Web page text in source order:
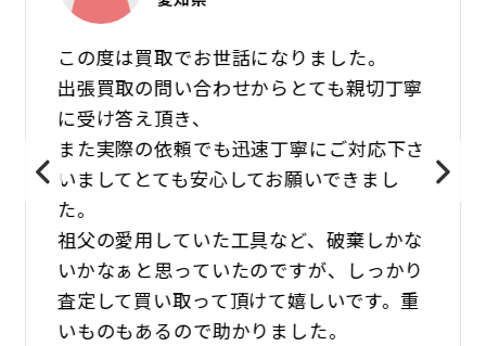
この度は買取でお世話になりました。
出張買取の問い合わせからとても親切丁寧
に受け答え頂き、
また実際の依頼でも迅速丁寧にご対応下さ
いましてとても安心してお願いできまし
た。
祖父の愛用していた工具など、破棄しかな
いかなぁと思っていたのですが、しっかり
査定して買い取って頂けて嬉しいです。重
いものもあるので助かりました。